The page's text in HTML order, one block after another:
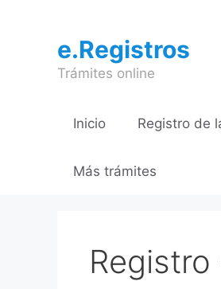
contenidoe.Registros
Trámites online
Inicio Registro de
Más trámites